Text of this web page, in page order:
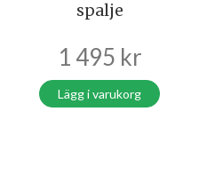
spalje
1 495 kr
Lägg i varukorg